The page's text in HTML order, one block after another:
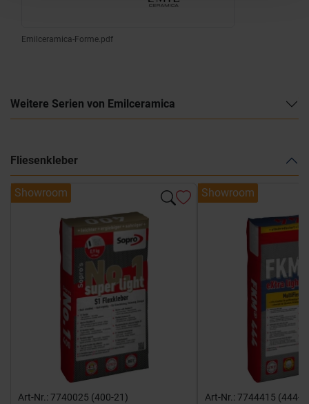
Emilceramica-Forme.pdf
Weitere Serien von Emilceramica
Fliesenkleber
Showroom
Art-Nr.: 7740025 (400-21)
Showroom
Art-Nr.: 7744415 (444-